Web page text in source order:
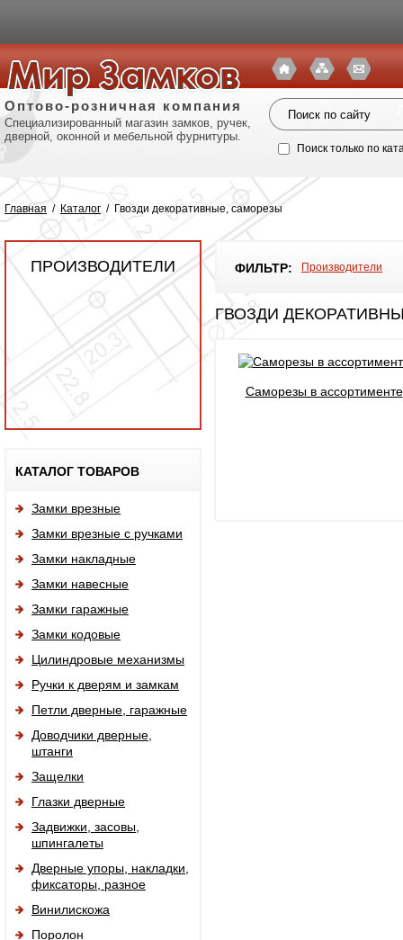
Оптово-розничная компания
Специализированный магазин замков, ручек,
дверной, оконной и мебельной фурнитуры.
Поиск только по
Главная / Каталог / Гвозди декоративные, саморезы
ПРОИЗВОДИТЕЛИ
КАТАЛОГ ТОВАРОВ
Замки врезные
Замки врезные с ручками
Замки накладные
Замки навесные
Замки гаражные
Замки кодовые
Цилиндровые механизмы
Ручки к дверям и замкам
Петли дверные, гаражные
Доводчики дверные,
штанги
Защелки
Глазки дверные
Задвижки, засовы,
шпингалеты
Дверные упоры, накладки,
фиксаторы, разное
Винилискожа
Поролон
ФИЛЬТР: Производители
ГВОЗДИ
Саморезы в ассортименте